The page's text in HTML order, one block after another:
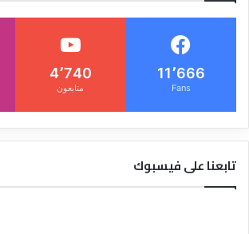
11٬666
Fans
4٬740
متابعون
تابعنا على فيسبوك